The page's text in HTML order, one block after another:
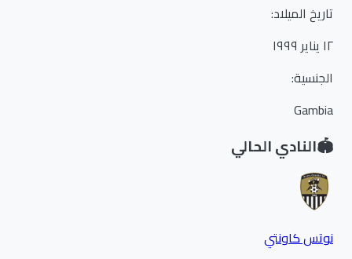
تاريخ الميلاد:
الجنسية:
Gambia
النادي الحالي
نوتس كاونتي